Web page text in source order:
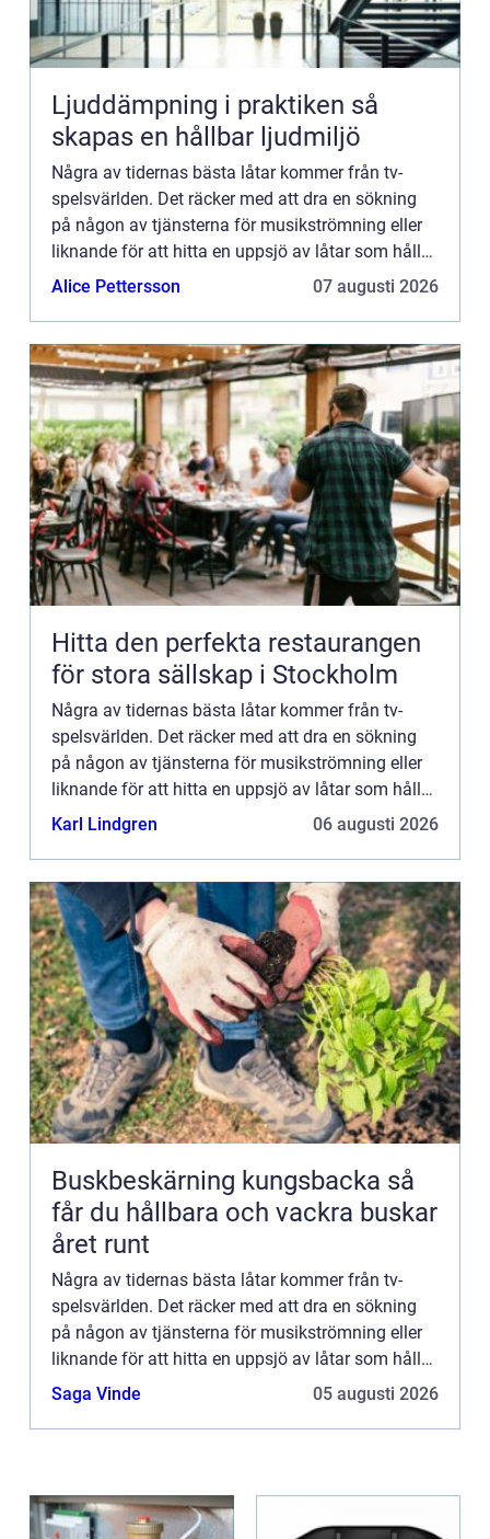
Ljuddämpning i praktiken så
skapas en hållbar ljudmiljö
Några av tidernas bästa låtar kommer från tv-
spelsvärlden. Det räcker med att dra en sökning
på någon av tjänsterna för musikströmning eller
liknande för att hitta en uppsjö av låtar som håller
extremt hög funkabilitet. Är man gammal nog att
Alice Pettersson 07 augusti 2026
Hitta den perfekta restaurangen
för stora sällskap i Stockholm
Några av tidernas bästa låtar kommer från tv-
spelsvärlden. Det räcker med att dra en sökning
på någon av tjänsterna för musikströmning eller
liknande för att hitta en uppsjö av låtar som håller
extremt hög funkabilitet. Är man gammal nog att
Karl Lindgren 06 augusti 2026
Buskbeskärning kungsbacka så
får du hållbara och vackra buskar
året runt
Några av tidernas bästa låtar kommer från tv-
spelsvärlden. Det räcker med att dra en sökning
på någon av tjänsterna för musikströmning eller
liknande för att hitta en uppsjö av låtar som håller
extremt hög funkabilitet. Är man gammal nog att
Saga Vinde 05 augusti 2026